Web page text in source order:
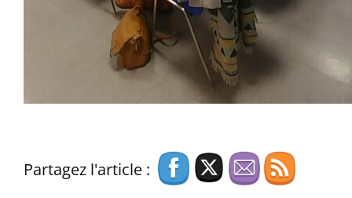
Partagez l'article :